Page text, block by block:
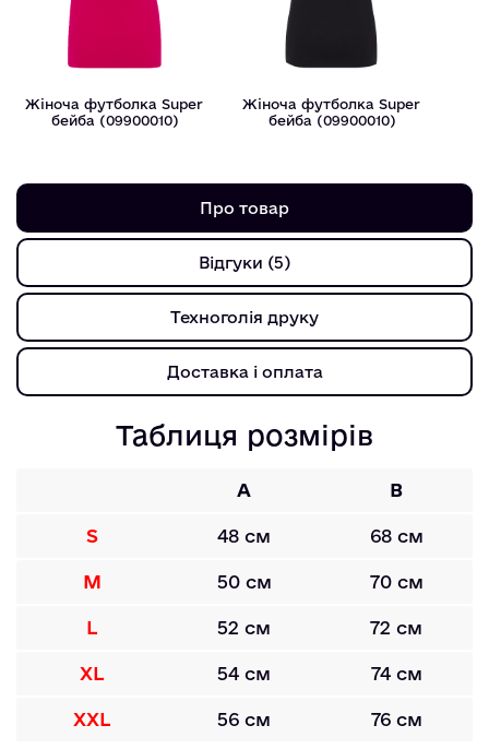
Жіноча футболка Super
бейба (09900010)
Жіноча футболка Super
бейба (09900010)
Про товар
Відгуки (5)
Техноголія друку
Доставка і оплата
Таблиця розмірів
A B
S 48 см 68 см
M 50 см 70 см
L 52 см 72 см
XL 54 см 74 см
XXL 56 см 76 см